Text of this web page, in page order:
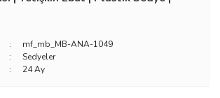
mf_mb_MB-ANA-1049
Sedyeler
24 Ay